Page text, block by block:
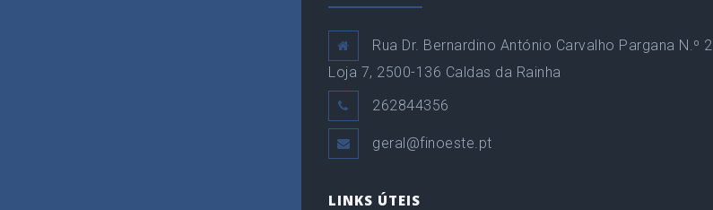
Rua Dr. Bernardino António Carvalho Pargana N.º 2
Loja 7, 2500-136 Caldas da Rainha
262844356
geral@finoeste.pt
LINKS ÚTEIS